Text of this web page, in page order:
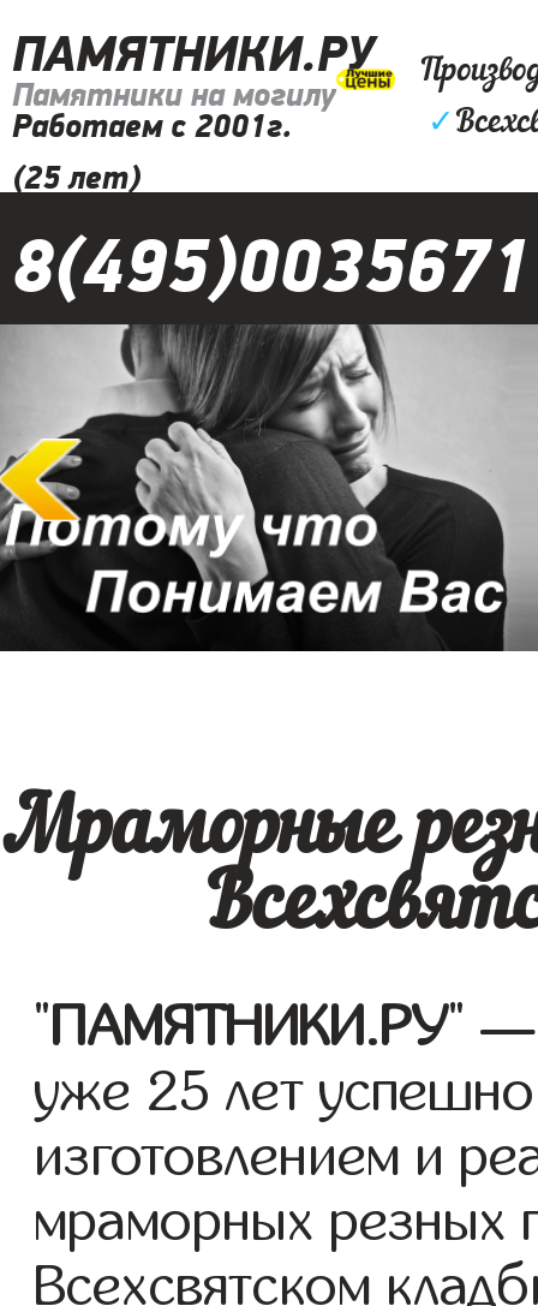
ПАМЯТНИКИ.РУ
Памятники на могилу
Работаем с 2001г.
(25 лет)
✓
8(495)0035671
Мраморные
"ПАМЯТНИКИ.РУ" —
уже 25 лет
изготовлением и
мраморных резных
Всехсвятском